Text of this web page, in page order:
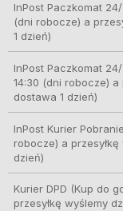
InPost Paczkomat
(dni robocze) a
1 dzień)
InPost Paczkomat
14:30 (dni robocze) a
dostawa 1 dzień)
InPost Kurier Pobranie
robocze) a
dzień)
Kurier DPD (Kup do
przesyłkę wyślemy